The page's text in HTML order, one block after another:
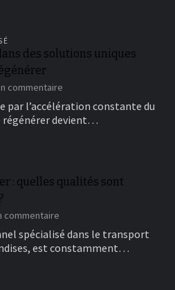
des solutions uniques
commentaire
dans
des
régénérer
par l’accélération constante du
régénérer devient…
: quelles qualités sont
commentaire
Le
coursier
:
spécialisé dans le transport
est constamment…